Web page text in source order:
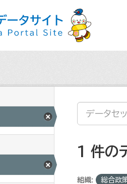
1 件の
組織: 総合政